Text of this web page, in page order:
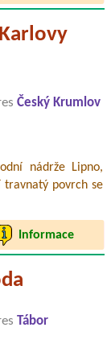
Český Krumlov
nádrže Lipno,
travnatý povrch se
Informace
Tábor